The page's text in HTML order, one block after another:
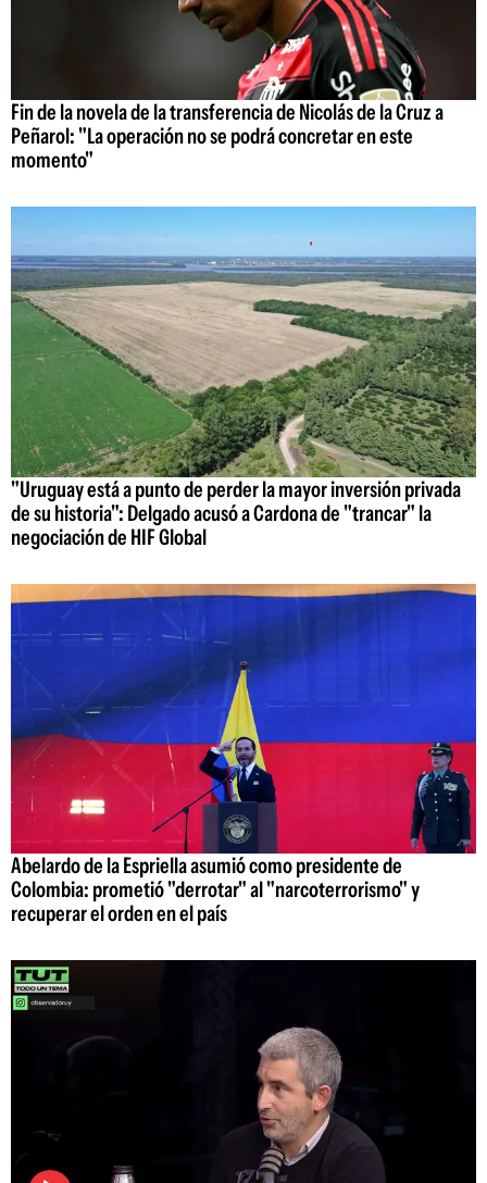
Fin de la novela de la transferencia de Nicolás de la Cruz a
Peñarol: "La operación no se podrá concretar en este
momento"
"Uruguay está a punto de perder la mayor inversión privada
de su historia": Delgado acusó a Cardona de "trancar" la
negociación de HIF Global
Abelardo de la Espriella asumió como presidente de
Colombia: prometió "derrotar" al "narcoterrorismo" y
recuperar el orden en el país